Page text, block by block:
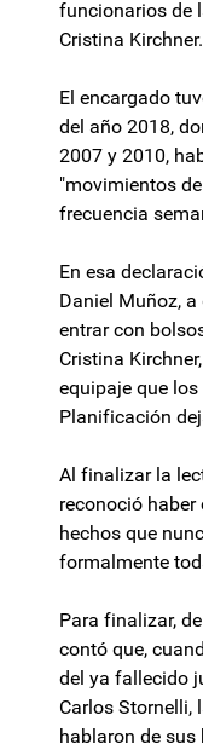
funcionarios de
Cristina Kirchner.
El encargado
del año 2018,
2007 y 2010,
"movimientos
frecuencia
En esa
Daniel Muñoz,
entrar con
Cristina
equipaje que
Planificación
Al finalizar la
reconoció
hechos que
formalmente
Para finalizar,
contó que,
del ya fallecido
Carlos Stornelli,
hablaron de